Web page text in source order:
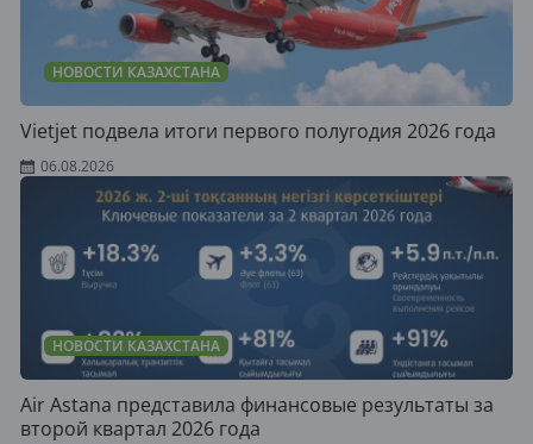
НОВОСТИ КАЗАХСТАНА
Vietjet подвела итоги первого полугодия 2026 года
06.08.2026
НОВОСТИ КАЗАХСТАНА
Air Astana представила финансовые результаты за
второй квартал 2026 года